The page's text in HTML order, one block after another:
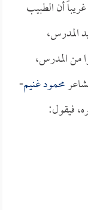
أن الطبيب
المدرس،
من المدرس،
محمود غنيم-
فيقول: